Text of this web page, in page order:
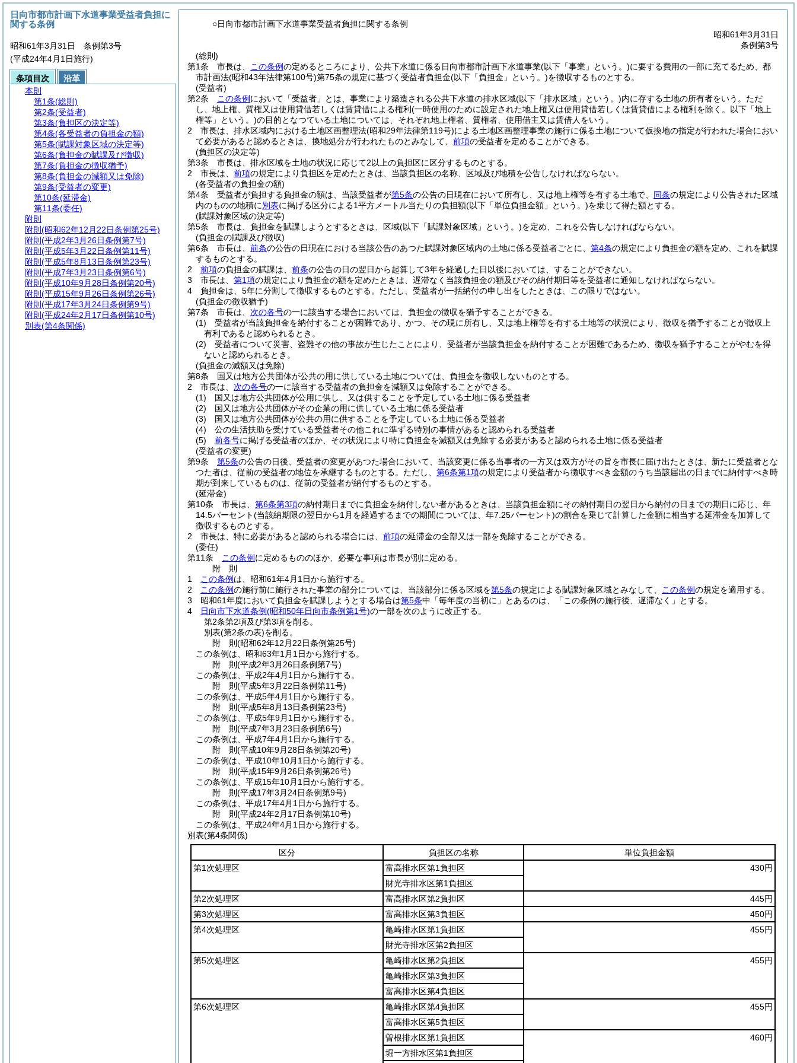
○日向市都市計画下水道事業受益者負担に関する条例
昭和61年3月31日
条例第3号
(総則)
第1条
市長は、 この条例の定めるところにより、公共下水道に係る日向市都市計画下水道事業(以下「事業」という。)に要する費用の一部に充てるため、都
市計画法(昭和43年法律第100号)第75条の規定に基づく受益者負担金(以下「負担金」という。)を徴収するものとする。
(受益者)
第2条
この条例 において「受益者」とは、事業により築造される公共下水道の排水区域(以下「排水区域」という。)内に存する土地の所有者をいう。 ただ
し、地上権、質権又は使用貸借若しくは賃貸借による権利 (一時使用のために設定された地上権又は使用貸借若しくは賃貸借による権利を除く。以下「地上
権等」という。)の目的となつている土地については、それぞれ地上権者、質権者、使用借主又は賃借人をいう。
2
市長は、排水区域内における土地区画整理法(昭和29年法律第119号)による土地区画整理事業の施行に係る土地について仮換地の指定が行われた場合におい
て必要があると認めるときは、換地処分が行われたものとみなして、 前項の受益者を定めることができる。
(負担区の決定等)
第3条
市長は、排水区域を土地の状況に応じて2以上の負担区に区分するものとする。
2
市長は、 前項の規定により負担区を定めたときは、当該負担区の名称、区域及び地積を公告しなければならない。
(各受益者の負担金の額)
第4条
受益者が負担する負担金の額は、当該受益者が第5条の公告の日現在において所有し、又は地上権等を有する土地で、 同条の規定により公告された区域
内のものの地積に別表に掲げる区分による1平方メートル当たりの負担額(以下「単位負担金額」という。)を乗じて得た額とする。
(賦課対象区域の決定等)
第5条
市長は、負担金を賦課しようとするときは、区域(以下「賦課対象区域」という。)を定め、これを公告しなければならない。
(負担金の賦課及び徴収)
第6条
市長は、 前条の公告の日現在における当該公告のあつた賦課対象区域内の土地に係る受益者ごとに、 第4条の規定により負担金の額を定め、これを賦課
するものとする。
2
前項の負担金の賦課は、 前条の公告の日の翌日から起算して3年を経過した日以後においては、することができない。
3
市長は、 第1項の規定により負担金の額を定めたときは、遅滞なく当該負担金の額及びその納付期日等を受益者に通知しなければならない。
4
負担金は、5年に分割して徴収するものとする。 ただし、受益者が一括納付の申し出をしたときは、この限りではない。
(負担金の徴収猶予)
第7条
市長は、 次の各号の一に該当する場合においては、負担金の徴収を猶予することができる。
(1)
受益者が当該負担金を納付することが困難であり、かつ、その現に所有し、又は地上権等を有する土地等の状況により、徴収を猶予することが徴収上
有利であると認められるとき。
(2)
受益者について災害、盗難その他の事故が生じたことにより、受益者が当該負担金を納付することが困難であるため、徴収を猶予することがやむを得
ないと認められるとき。
(負担金の減額又は免除)
第8条
国又は地方公共団体が公共の用に供している土地については、負担金を徴収しないものとする。
2
市長は、 次の各号の一に該当する受益者の負担金を減額又は免除することができる。
(1)
国又は地方公共団体が公用に供し、又は供することを予定している土地に係る受益者
(2)
国又は地方公共団体がその企業の用に供している土地に係る受益者
(3)
国又は地方公共団体が公共の用に供することを予定している土地に係る受益者
(4)
公の生活扶助を受けている受益者その他これに準ずる特別の事情があると認められる受益者
(5)
前各号に掲げる受益者のほか、その状況により特に負担金を減額又は免除する必要があると認められる土地に係る受益者
(受益者の変更)
第9条
第5条の公告の日後、受益者の変更があつた場合において、当該変更に係る当事者の一方又は双方がその旨を市長に届け出たときは、新たに受益者とな
つた者は、従前の受益者の地位を承継するものとする。 ただし、 第6条第1項の規定により受益者から徴収すべき金額のうち当該届出の日までに納付すべき時
期が到来しているものは、従前の受益者が納付するものとする。
(延滞金)
第10条
市長は、 第6条第3項の納付期日までに負担金を納付しない者があるときは、当該負担金額にその納付期日の翌日から納付の日までの期日に応じ、年
14.5パーセント(当該納期限の翌日から1月を経過するまでの期間については、年7.25パーセント)の割合を乗じて計算した金額に相当する延滞金を加算して
徴収するものとする。
2
市長は、特に必要があると認められる場合には、 前項の延滞金の全部又は一部を免除することができる。
(委任)
第11条
この条例 に定めるもののほか、必要な事項は市長が別に定める。
附 則
1
この条例 は、昭和61年4月1日から施行する。
2
この条例の施行前に施行された事業の部分については、当該部分に係る区域を第5条の規定による賦課対象区域とみなして、 この条例の規定を適用する。
3
昭和61年度において負担金を賦課しようとする場合は第5条中「毎年度の当初に」とあるのは、「この条例の施行後、遅滞なく」とする。
4
日向市下水道条例(昭和50年日向市条例第1号)の一部を次のように改正する。
第2条第2項及び第3項を削る。
別表(第2条の表)を削る。
附 則(昭和62年12月22日条例第25号)
この条例は、昭和63年1月1日から施行する。
附 則(平成2年3月26日条例第7号)
この条例は、平成2年4月1日から施行する。
附 則(平成5年3月22日条例第11号)
この条例は、平成5年4月1日から施行する。
附 則(平成5年8月13日条例第23号)
この条例は、平成5年9月1日から施行する。
附 則(平成7年3月23日条例第6号)
この条例は、平成7年4月1日から施行する。
附 則(平成10年9月28日条例第20号)
この条例は、平成10年10月1日から施行する。
附 則(平成15年9月26日条例第26号)
この条例は、平成15年10月1日から施行する。
附 則(平成17年3月24日条例第9号)
この条例は、平成17年4月1日から施行する。
附 則(平成24年2月17日条例第10号)
この条例は、平成24年4月1日から施行する。
別表(第4条関係)
区分
負担区の名称
単位負担金額
第1次処理区
富高排水区第1負担区
430円
財光寺排水区第1負担区
第2次処理区
富高排水区第2負担区
445円
第3次処理区
富高排水区第3負担区
450円
第4次処理区
亀崎排水区第1負担区
455円
財光寺排水区第2負担区
第5次処理区
亀崎排水区第2負担区
455円
亀崎排水区第3負担区
富高排水区第4負担区
第6次処理区
亀崎排水区第4負担区
455円
富高排水区第5負担区
曽根排水区第1負担区
460円
堀一方排水区第1負担区
日向市都市計画下水道事業受益者負担に
関する条例
昭和61年3月31日 条例第3号
(平成24年4月1日施行)
条項目次
沿革
本則
第1条(総則)
第2条(受益者)
第3条(負担区の決定等)
第4条(各受益者の負担金の額)
第5条(賦課対象区域の決定等)
第6条(負担金の賦課及び徴収)
第7条(負担金の徴収猶予)
第8条(負担金の減額又は免除)
第9条(受益者の変更)
第10条(延滞金)
第11条(委任)
附則
附則 (昭和62年12月22日条例第25号)
附則 (平成2年3月26日条例第7号)
附則 (平成5年3月22日条例第11号)
附則 (平成5年8月13日条例第23号)
附則 (平成7年3月23日条例第6号)
附則 (平成10年9月28日条例第20号)
附則 (平成15年9月26日条例第26号)
附則 (平成17年3月24日条例第9号)
附則 (平成24年2月17日条例第10号)
別表(第4条関係)